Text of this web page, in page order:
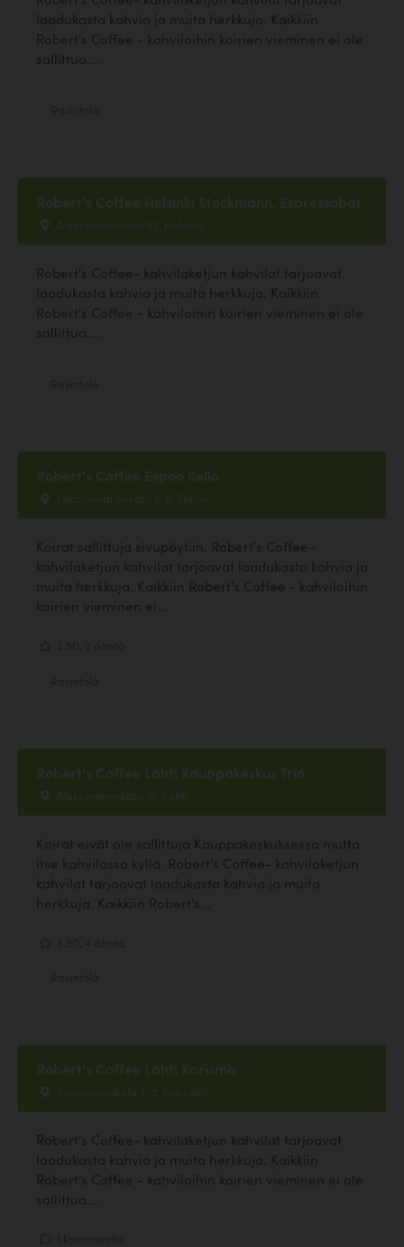
laadukasta kahvia ja muita herkkuja. Kaikkiin
Robert's Coffee - kahviloihin koirien vieminen ei ole
sallittua....
Robert's Coffee Helsinki Stockmann, Espressobar
Aleksanterinkatu 52, Helsinki
Robert's Coffee- kahvilaketjun kahvilat tarjoavat
laadukasta kahvia ja muita herkkuja. Kaikkiin
Robert's Coffee - kahviloihin koirien vieminen ei ole
sallittua....
Robert's Coffee Espoo Sello
Leppävaarankatu 3-9, Espoo
Koirat sallittuja sivupöytiin. Robert's Coffee-
kahvilaketjun kahvilat tarjoavat laadukasta kahvia ja
muita herkkuja. Kaikkiin Robert's Coffee - kahviloihin
koirien vieminen ei...
Robert's Coffee Lahti Kauppakeskus Trio
Aleksanterinkatu 18, Lahti
Koirat eivät ole sallittuja Kauppakeskuksessa mutta
itse kahvilassa kyllä. Robert's Coffee- kahvilaketjun
kahvilat tarjoavat laadukasta kahvia ja muita
herkkuja. Kaikkiin Robert's...
Robert's Coffee Lahti Karisma
Kauppiaankatu 2, 2. krs, Lahti
Robert's Coffee- kahvilaketjun kahvilat tarjoavat
laadukasta kahvia ja muita herkkuja. Kaikkiin
Robert's Coffee - kahviloihin koirien vieminen ei ole
sallittua....